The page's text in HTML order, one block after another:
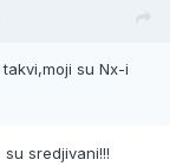
su Nx-i
sredjivani!!!